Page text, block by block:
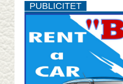
PUBLICITET